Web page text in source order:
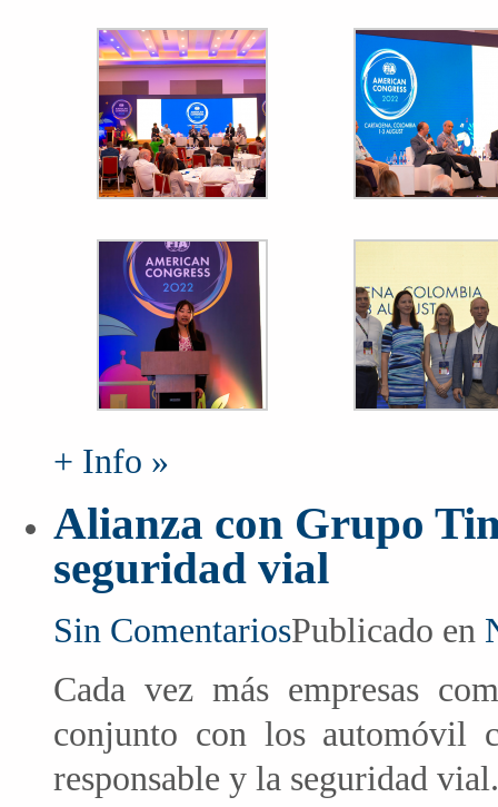
+ Info »
Alianza con Grupo
seguridad vial
Sin ComentariosPublicado en
Cada vez más empresas
conjunto con los automóvil
responsable y la seguridad vial.